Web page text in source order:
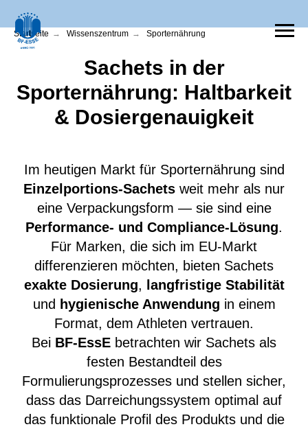
Startseite → Wissenszentrum → Sporternährung
Sachets in der
Sporternährung: Haltbarkeit
& Dosiergenauigkeit
Im heutigen Markt für Sporternährung sind
Einzelportions-Sachets weit mehr als nur
eine Verpackungsform — sie sind eine
Performance- und Compliance-Lösung.
Für Marken, die sich im EU-Markt
differenzieren möchten, bieten Sachets
exakte Dosierung,
langfristige Stabilität
und hygienische Anwendung in einem
Format, dem Athleten vertrauen.
Bei BF-EssE betrachten wir Sachets als
festen Bestandteil des
Formulierungsprozesses und stellen sicher,
dass das Darreichungssystem optimal auf
das funktionale Profil des Produkts und die